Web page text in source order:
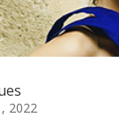
2022